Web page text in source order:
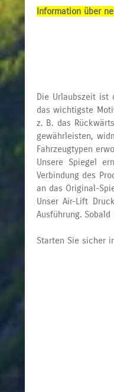
Information über
Die Urlaubszeit ist
das wichtigste
z. B. das
gewährleisten,
Fahrzeugtypen
Unsere Spiegel
Verbindung des
an das Original-
Unser Air-Lift
Ausführung.
Starten Sie sicher